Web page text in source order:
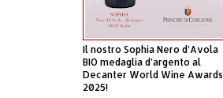
Il nostro Sophia Nero d’Avola
BIO medaglia d’argento al
Decanter World Wine Awards
2025!